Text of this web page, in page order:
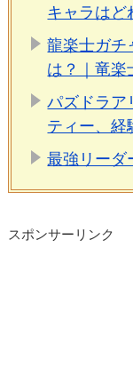
キャラはど
龍楽士ガチ
は？｜竜楽
パズドラア
ティー、経
最強リーダ
スポンサーリンク